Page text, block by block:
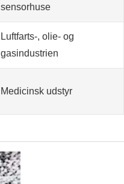
sensorhuse
Luftfarts-, olie- og
gasindustrien
Medicinsk udstyr